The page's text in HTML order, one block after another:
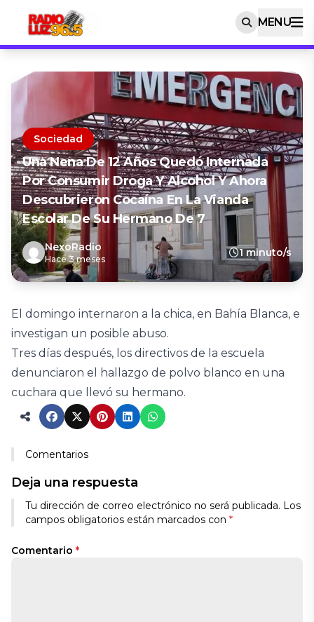
MENU
Sociedad
Una Nena De 12 Años Quedó Internada
Por Consumir Droga Y Alcohol Y Ahora
Descubrieron Cocaína En La Vianda
Escolar De Su Hermano De 7
NexoRadio
Hace 3 meses
1 minuto/s
El domingo internaron a la chica, en Bahía Blanca, e
investigan un posible abuso.
Tres días después, los directivos de la escuela
denunciaron el hallazgo de polvo blanco en una
cuchara que llevó su hermano.
Comentarios
Deja una respuesta
Tu dirección de correo electrónico no será publicada. Los
campos obligatorios están marcados con *
Comentario *